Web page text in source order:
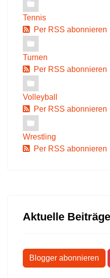
Tennis
Per RSS abonnieren
Turnen
Per RSS abonnieren
Volleyball
Per RSS abonnieren
Wrestling
Per RSS abonnieren
Aktuelle
Blogger abonnieren